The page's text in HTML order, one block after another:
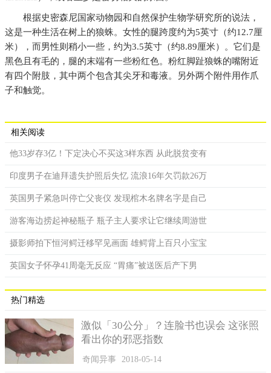
根据史密森尼国家动物园和自然保护生物学研究所的说法，
这是一种生活在树上的狼蛛。女性的腿跨度约为5英寸（约12.7厘
米），而男性则稍小一些，约为3.5英寸（约8.89厘米）。它们是
黑色且有毛的，腿的末端有一些粉红色。粉红脚趾狼蛛的嘴附近
有四个附肢，其中两个包含其尖牙和毒液。另外两个附件用作爪
子和触觉。
相关阅读
他33岁存3亿！下定决心不买这3样东西 从此脱贫变有
印度男子在迪拜遗失护照后失忆 流浪16年欠罚款26万
英国男子紧急叫停亡父丧仪 发现棺木名牌名字是自己
游客海边捞起神秘瓶子 瓶子主人要求让它继续周游世
摄影师拍下恒河鳄迁移罕见画面 雄鳄背上百只小宝宝
英国女子怀孕41周毫无反应 “胃痛”被送医后产下男
热门精选
激似「30公分」？连脸书也误会 这张照
看出你的邪恶指数
奇闻异事 2018-05-14